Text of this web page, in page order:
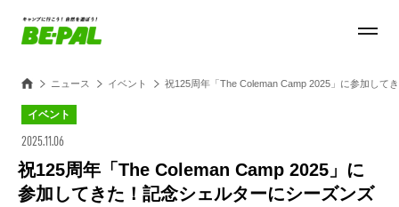
ニュース イベント 祝125周年「The Coleman Camp 2025」に参加して
イベント
2025.11.06
祝125周年「The Coleman Camp 2025」に
参加してきた！記念シェルターにシーズンズ